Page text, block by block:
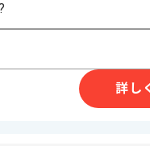
ンパニーを目指す企業で
の技術者集団の中で開発経
い方や技術力を高めたい方
詳し